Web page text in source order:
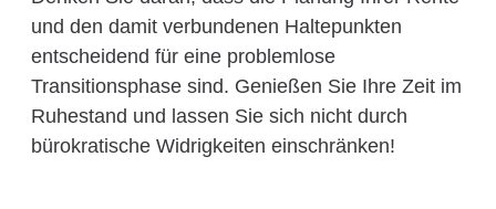
und den damit verbundenen Haltepunkten
entscheidend für eine problemlose
Transitionsphase sind. Genießen Sie Ihre Zeit im
Ruhestand und lassen Sie sich nicht durch
bürokratische Widrigkeiten einschränken!